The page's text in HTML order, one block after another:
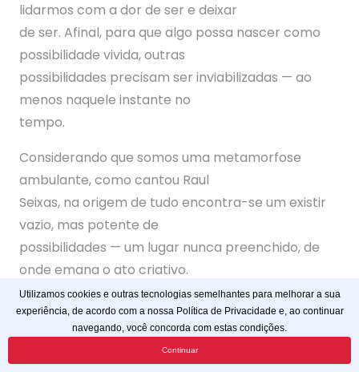
lidarmos com a dor de ser e deixar
de ser. Afinal, para que algo possa nascer como
possibilidade vivida, outras
possibilidades precisam ser inviabilizadas — ao
menos naquele instante no
tempo.
Considerando que somos uma metamorfose
ambulante, como cantou Raul
Seixas, na origem de tudo encontra-se um existir
vazio, mas potente de
possibilidades — um lugar nunca preenchido, de
onde emana o ato criativo.
Podemos, assim, transcender a finitude da vida
quando, ao contemplar as
infinitas possibilidades, damos o salto de fé —
mergulhando na direção de
Utilizamos cookies e outras tecnologias semelhantes para melhorar a sua
experiência, de acordo com a nossa Política de Privacidade e, ao continuar
navegando, você concorda com estas condições.
Continuar